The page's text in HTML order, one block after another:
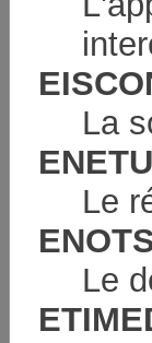
La
Le
Le